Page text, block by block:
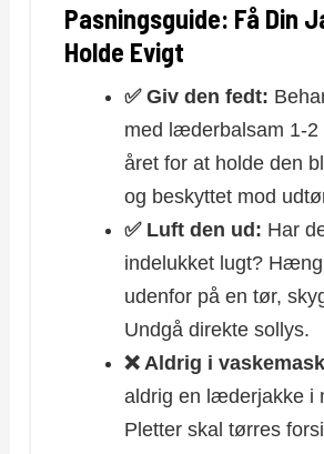
Pasningsguide: Få Din
Holde Evigt
✅ Giv den fedt:
med læderbalsam 1-2
året for at holde den
og beskyttet mod
✅ Luft den ud: Har
indelukket lugt?
udenfor på en tør,
Undgå direkte sollys.
❌ Aldrig i
aldrig en læderjakke i
Pletter skal tørres